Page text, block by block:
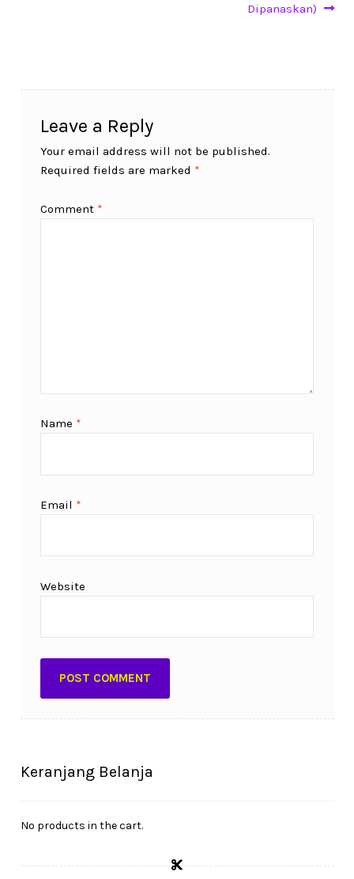
Dipanaskan)
Leave a Reply
Your email address will not be published.
Required fields are marked *
Comment *
Name *
Email *
Website
Keranjang Belanja
No products in the cart.